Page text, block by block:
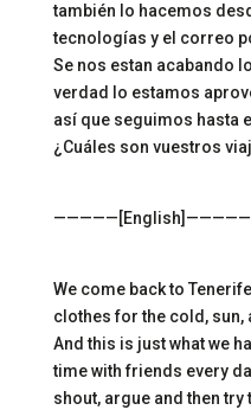
también lo hacemos
tecnologías y el correo
Se nos estan acabando
verdad lo estamos
así que seguimos hasta
¿Cuáles son vuestros
—————[English]—————
We come back to
clothes for the cold, sun,
And this is just what we
time with friends every
shout, argue and then